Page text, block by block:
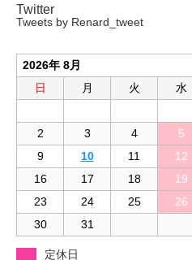
Twitter
Tweets by Renard_tweet
2026年 8月
日
月 火 水
2
3 4 5
9
10 11 12
16
17 18 19
23
24 25 26
30
31
定休日